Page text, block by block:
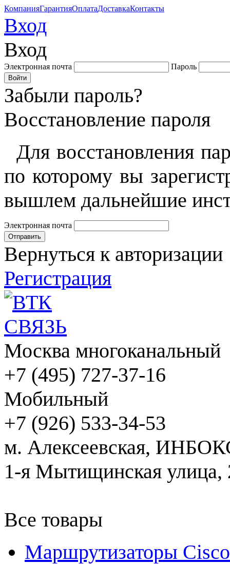
КомпанияГарантияОплатаДоставкаКонтакты
Вход
Вход
Электронная почта Пароль
Забыли пароль?
Восстановление пароля
Для восстановления
по которому вы
вышлем дальнейшие
Электронная почта
Вернуться к авторизации
Регистрация
Москва многоканальный
+7 (495) 727-37-16
Мобильный
+7 (926) 533-34-53
м. Алексеевская,
1-я Мытищинская улица,
Все товары
Маршрутизаторы Cisco